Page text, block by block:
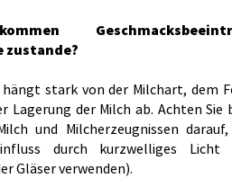
zustande?
hängt stark von der Milchart, dem
Lagerung der Milch ab. Achten Sie
und Milcherzeugnissen
durch kurzwelliges
Gläser verwenden).